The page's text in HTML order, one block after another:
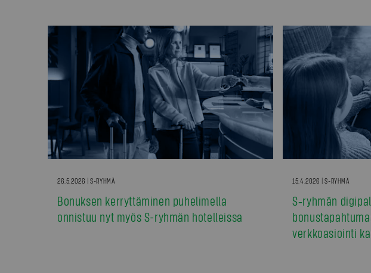
26.5.2026 | S-RYHMÄ
Bonuksen kerryttäminen puhelimella
onnistuu nyt myös S-ryhmän hotelleissa
15.4.2026 | S-RYHMÄ
S‑ryhmän
verkkoasiointi